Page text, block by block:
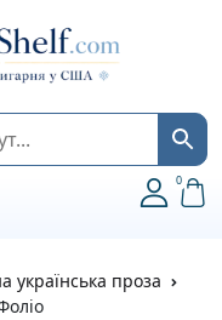
0
українська проза